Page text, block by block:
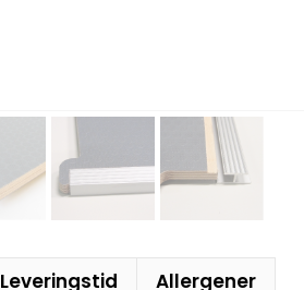
Leveringstid Allergener